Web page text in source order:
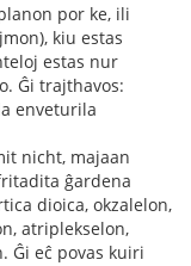
por ke, ili
kiu estas
estas nur
Ĝi trajthavos:
enveturila
nicht, majaan
ĝardena
dioica, okzalelon,
atriplekselon,
Ĝi eĉ povas kuiri